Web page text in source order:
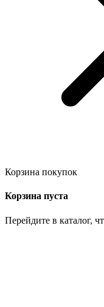
Корзина покупок
Корзина пуста
Перейдите в каталог,